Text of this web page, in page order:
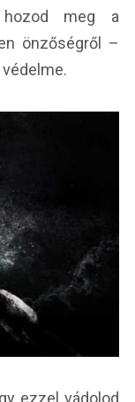
meg a
önzőségről –
ezzel vádolod